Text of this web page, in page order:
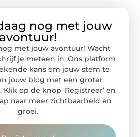
nog met jouw
avontuur!
met jouw avontuur! Wacht
je meteen in. Ons platform
kans om jouw stem te
jouw blog met een groter
op de knop ‘Registreer’ en
naar meer zichtbaarheid en
groei.